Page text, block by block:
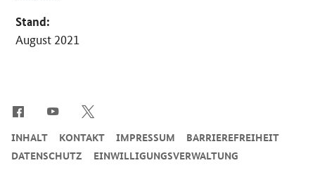
Stand:
August 2021
INHALT KONTAKT IMPRESSUM
BARRIEREFREIHEIT
DATENSCHUTZ
EINWILLIGUNGSVERWALTUNG